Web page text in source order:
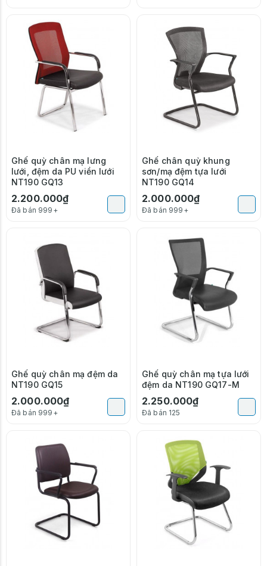
Ghế quỳ chân mạ lưng
lưới, đệm da PU viền lưới
NT190 GQ13
2.200.000₫
Đã bán 999+
Ghế chân quỳ khung
sơn/mạ đệm tựa lưới
NT190 GQ14
2.000.000₫
Đã bán 999+
Ghế quỳ chân mạ đệm da
NT190 GQ15
2.000.000₫
Đã bán 999+
Ghế quỳ chân mạ tựa lưới
đệm da NT190 GQ17-M
2.250.000₫
Đã bán 125